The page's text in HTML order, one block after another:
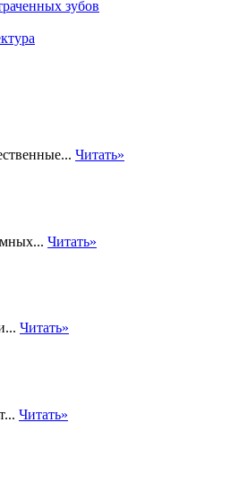
зубов
Читать»
Читать»
Читать»
Читать»